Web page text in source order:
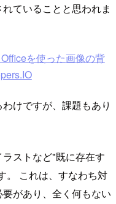
ていることと思われま
を使った画像の背
けですが、課題もあり
ラストなど"既に存在す
。 これは、すなわち対
があり、全く何もない